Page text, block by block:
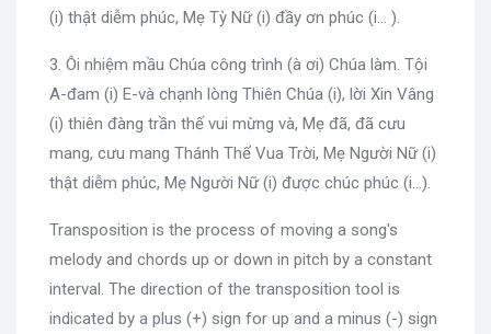
(i) thật diễm phúc, Mẹ Tỳ Nữ (i) đầy ơn phúc (i… ).
3. Ôi nhiệm mầu Chúa công trình (à ơi) Chúa làm. Tội
A-đam (i) E-và chạnh lòng Thiên Chúa (i), lời Xin Vâng
(i) thiên đàng trần thế vui mừng và, Mẹ đã, đã cưu
mang, cưu mang Thánh Thể Vua Trời, Mẹ Người Nữ (i)
thật diễm phúc, Mẹ Người Nữ (i) được chúc phúc (i…).
Transposition is the process of moving a song's
melody and chords up or down in pitch by a constant
interval. The direction of the transposition tool is
indicated by a plus (+) sign for up and a minus (-) sign